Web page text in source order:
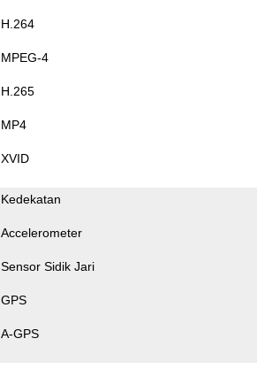
H.264
MPEG-4
H.265
MP4
XVID
Kedekatan
Accelerometer
Sensor Sidik Jari
GPS
A-GPS